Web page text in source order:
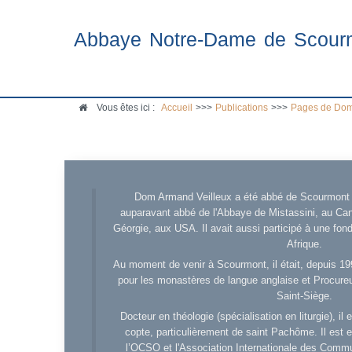
Abbaye Notre-Dame de
Vous êtes ici : Accueil >>> Publications >>> Pages de
Dom Armand Veilleux a été abbé de
auparavant abbé de l'Abbaye de Mistassini, au
Géorgie, aux USA. Il avait aussi participé à une
Afrique.
Au moment de venir à Scourmont, il était, depuis
pour les monastères de langue anglaise et
Saint-Siège.
Docteur en théologie (spécialisation en liturgie), il
copte, particulièrement de saint Pachôme. Il est
l’OCSO et l'Association Internationale des